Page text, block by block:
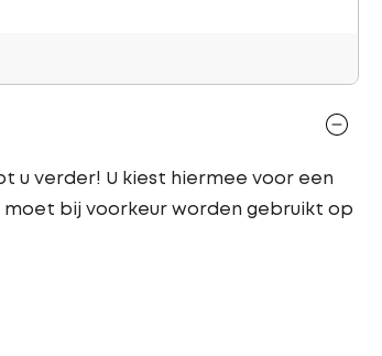
u verder! U kiest hiermee voor een
moet bij voorkeur worden gebruikt op